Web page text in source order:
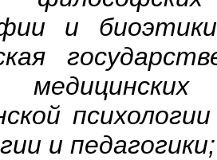
и
и педагогики;